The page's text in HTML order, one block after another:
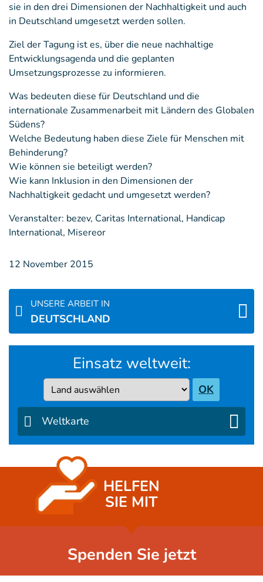
sie in den drei Dimensionen der Nachhaltigkeit und auch
in Deutschland umgesetzt werden sollen.
Ziel der Tagung ist es, über die neue nachhaltige
Entwicklungsagenda und die geplanten
Umsetzungsprozesse zu informieren.
Was bedeuten diese für Deutschland und die
internationale Zusammenarbeit mit Ländern des Globalen
Südens?
Welche Bedeutung haben diese Ziele für Menschen mit
Behinderung?
Wie können sie beteiligt werden?
Wie kann Inklusion in den Dimensionen der
Nachhaltigkeit gedacht und umgesetzt werden?
Veranstalter: bezev, Caritas International, Handicap
International, Misereor
12 November 2015
UNSERE ARBEIT IN
DEUTSCHLAND
Einsatz weltweit:
Country OK
Weltkarte
HELFEN
SIE MIT
Spenden Sie jetzt